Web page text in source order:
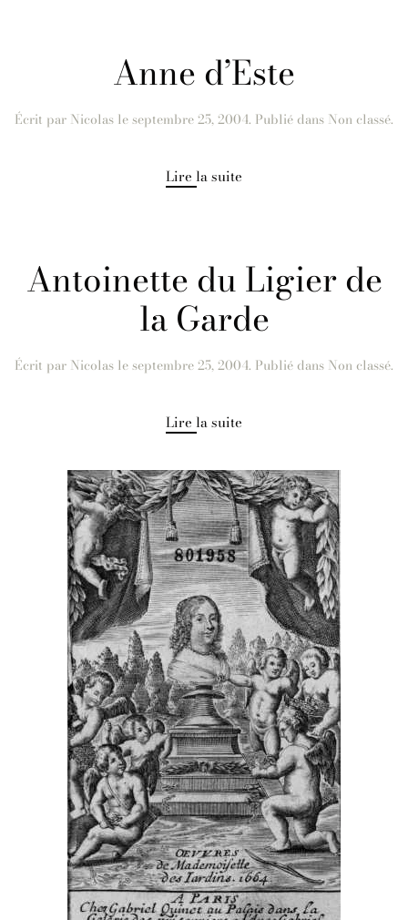
Anne d’Este
Écrit par Nicolas leseptembre 25, 2004. Publié dans Non classé.
Lire la suite
Antoinette du Ligier de
la Garde
Écrit par Nicolas leseptembre 25, 2004. Publié dans Non classé.
Lire la suite